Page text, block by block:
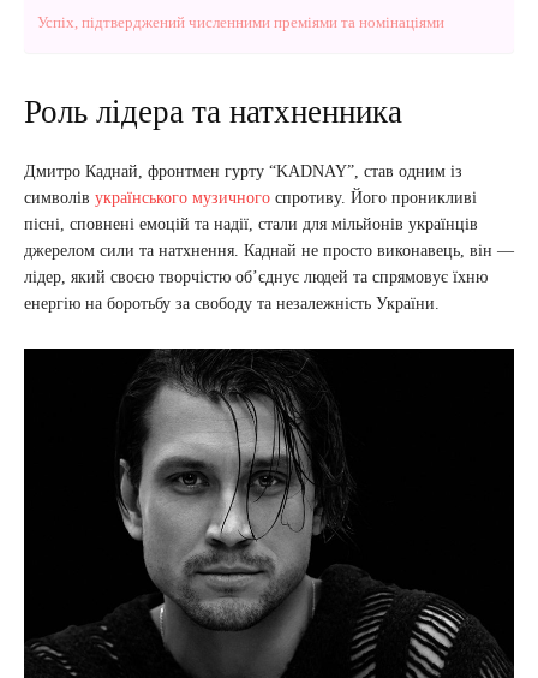
Успіх, підтверджений численними преміями та номінаціями
Роль лідера та натхненника
Дмитро Каднай, фронтмен гурту “KADNAY”, став одним із
символів українського музичного спротиву. Його проникливі
пісні, сповнені емоцій та надії, стали для мільйонів українців
джерелом сили та натхнення. Каднай не просто виконавець, він —
лідер, який своєю творчістю об’єднує людей та спрямовує їхню
енергію на боротьбу за свободу та незалежність України.